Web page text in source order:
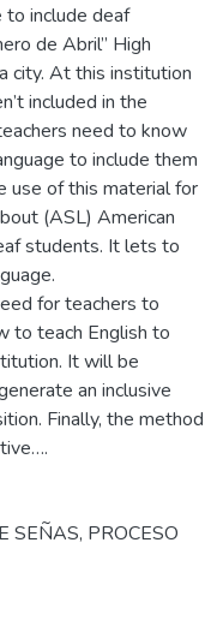
to include deaf
de Abril” High
city. At this institution
included in the
need to know
to include them
use of this material for
(ASL) American
students. It lets to
for teachers to
to teach English to
It will be
an inclusive
Finally, the method
SEÑAS, PROCESO